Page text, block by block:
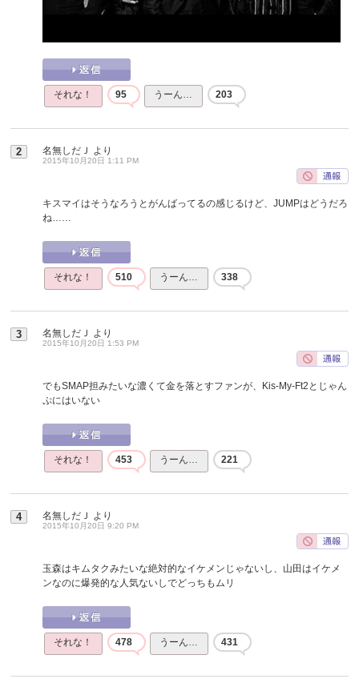
それな！ 95 うーん… 203
2 名無しだＪ より
2015年10月20日 1:11 PM
キスマイはそうなろうとがんばってるの感じるけど、JUMPはどうだろ
ね……
それな！ 510 うーん… 338
3 名無しだＪ より
2015年10月20日 1:53 PM
でもSMAP担みたいな濃くて金を落とすファンが、Kis-My-Ft2とじゃん
ぷにはいない
それな！ 453 うーん… 221
4 名無しだＪ より
2015年10月20日 9:20 PM
玉森はキムタクみたいな絶対的なイケメンじゃないし、山田はイケメ
ンなのに爆発的な人気ないしでどっちもムリ
それな！ 478 うーん… 431